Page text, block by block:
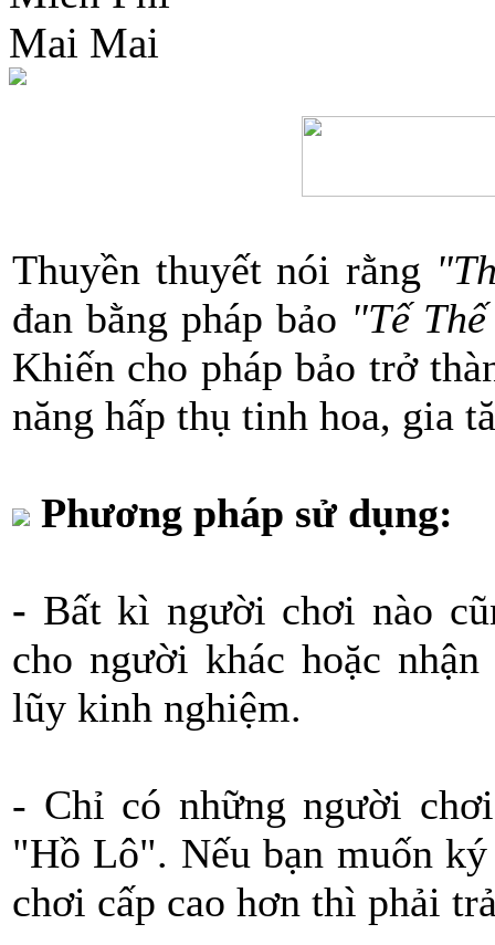
Thuyền thuyết nói rằng
đan bằng pháp bảo "Tế
Khiến cho pháp bảo trở
năng hấp thụ tinh hoa, gia
Phương pháp sử dụng:
- Bất kì người chơi nào
cho người khác hoặc
lũy kinh nghiệm.
- Chỉ có những người
"Hồ Lô". Nếu bạn muốn
chơi cấp cao hơn thì phải